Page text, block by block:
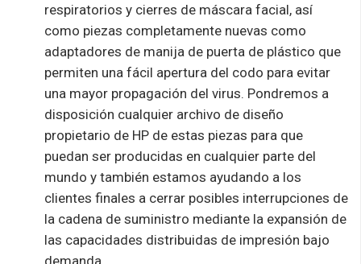
respiratorios y cierres de máscara facial, así
como piezas completamente nuevas como
adaptadores de manija de puerta de plástico que
permiten una fácil apertura del codo para evitar
una mayor propagación del virus. Pondremos a
disposición cualquier archivo de diseño
propietario de HP de estas piezas para que
puedan ser producidas en cualquier parte del
mundo y también estamos ayudando a los
clientes finales a cerrar posibles interrupciones de
la cadena de suministro mediante la expansión de
las capacidades distribuidas de impresión bajo
demanda.